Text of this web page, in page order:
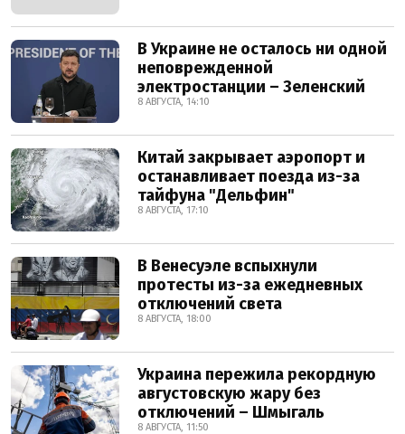
В Украине не осталось ни одной
неповрежденной
электростанции – Зеленский
8 АВГУСТА, 14:10
Китай закрывает аэропорт и
останавливает поезда из-за
тайфуна "Дельфин"
8 АВГУСТА, 17:10
В Венесуэле вспыхнули
протесты из-за ежедневных
отключений света
8 АВГУСТА, 18:00
Украина пережила рекордную
августовскую жару без
отключений – Шмыгаль
8 АВГУСТА, 11:50